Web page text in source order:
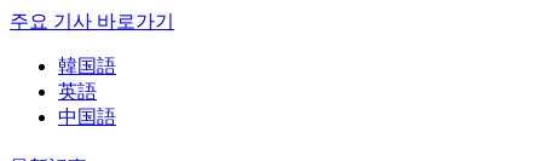
주요 기사 바로가기
韓国語
英語
中国語